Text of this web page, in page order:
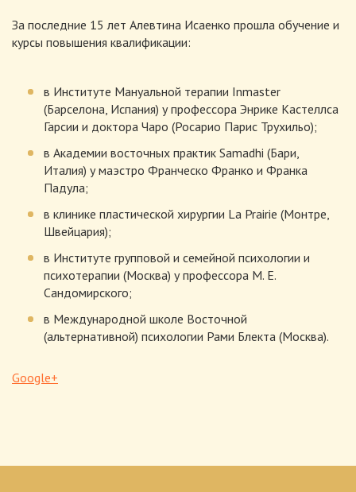
За последние 15 лет Алевтина Исаенко прошла обучение и
курсы повышения квалификации:
в Институте Мануальной терапии Inmaster
(Барселона, Испания) у профессора Энрике Кастеллса
Гарсии и доктора Чаро (Росарио Парис Трухильо);
в Академии восточных практик Samadhi (Бари,
Италия) у маэстро Франческо Франко и Франка
Падула;
в клинике пластической хирургии La Prairie (Монтре,
Швейцария);
в Институте групповой и семейной психологии и
психотерапии (Москва) у профессора М. Е.
Сандомирского;
в Международной школе Восточной
(альтернативной) психологии Рами Блекта (Москва).
Google+